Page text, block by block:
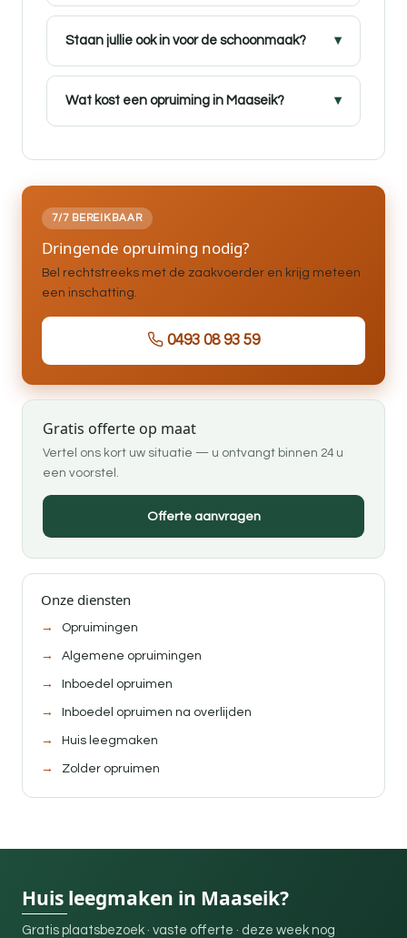
Staan jullie ook in voor de schoonmaak?
Wat kost een opruiming in Maaseik?
7/7 BEREIKBAAR
Dringende opruiming nodig?
Bel rechtstreeks met de zaakvoerder en krijg meteen
een inschatting.
0493 08 93 59
Gratis offerte op maat
Vertel ons kort uw situatie — u ontvangt binnen 24 u
een voorstel.
Offerte aanvragen
Onze diensten
Opruimingen
Algemene opruimingen
Inboedel opruimen
Inboedel opruimen na overlijden
Huis leegmaken
Zolder opruimen
Huis leegmaken in Maaseik?
Gratis plaatsbezoek · vaste offerte · deze week nog